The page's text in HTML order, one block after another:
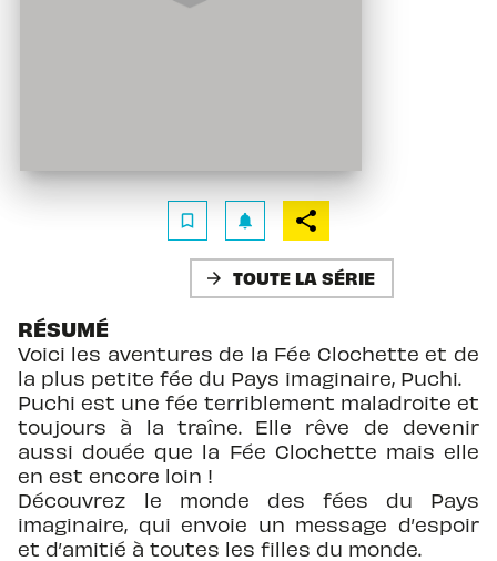
bookmark_border notifications
arrow_forward TOUTE LA SÉRIE
RÉSUMÉ
Voici les aventures de la Fée Clochette et de
la plus petite fée du Pays imaginaire, Puchi.
Puchi est une fée terriblement maladroite et
toujours à la traîne. Elle rêve de devenir
aussi douée que la Fée Clochette mais elle
en est encore loin !
Découvrez le monde des fées du Pays
imaginaire, qui envoie un message d’espoir
et d’amitié à toutes les filles du monde.